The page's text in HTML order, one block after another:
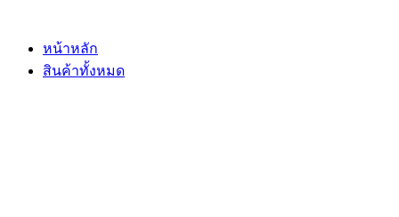
contentหน้าหลัก
สินค้าทั้งหมด